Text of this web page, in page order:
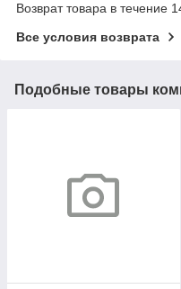
Возврат товара в течение
Все условия возврата
Подобные товары